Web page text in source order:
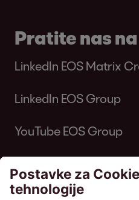
Pratite nas na
LinkedIn EOS Matrix
LinkedIn EOS Group
YouTube EOS Group
EOS MATRIX d.o.o. za
Horvatova ulica 82,